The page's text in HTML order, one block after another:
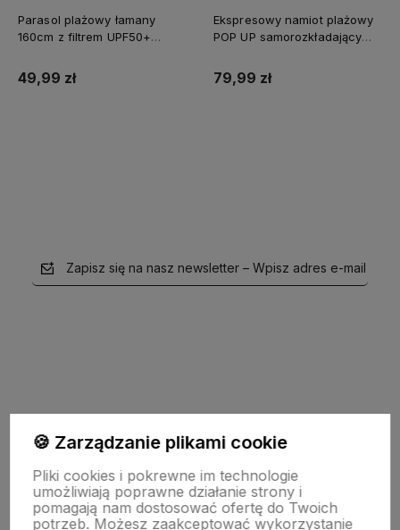
Parasol plażowy łamany
160cm z filtrem UPF50+
49,99 zł
Ekspresowy namiot plażowy
POP UP samorozkładający
79,99 zł
Zapisz się na nasz newsletter – Wpisz adres e-mail
Moje konto
🍪 Zarządzanie plikami cookie
Pliki cookies i pokrewne im technologie
umożliwiają poprawne działanie strony i
pomagają nam dostosować ofertę do Twoich
potrzeb. Możesz zaakceptować wykorzystanie